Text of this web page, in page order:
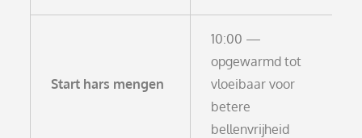
Start hars mengen
10:00 —
opgewarmd tot
vloeibaar voor
betere
bellenvrijheid